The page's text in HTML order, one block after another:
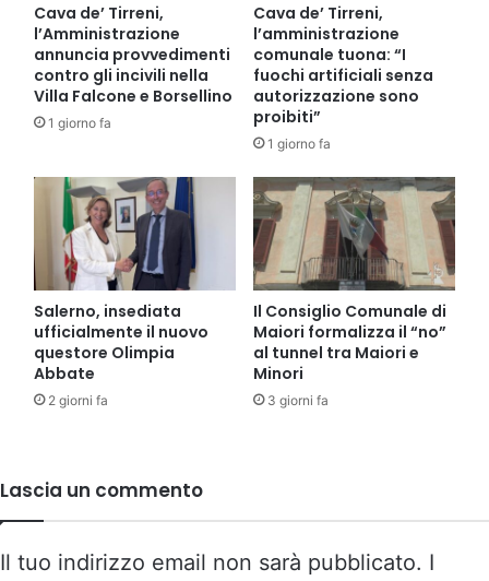
Cava de’ Tirreni,
l’Amministrazione
annuncia provvedimenti
contro gli incivili nella
Villa Falcone e Borsellino
1 giorno fa
Cava de’ Tirreni,
l’amministrazione
comunale tuona: “I
fuochi artificiali senza
autorizzazione sono
proibiti”
1 giorno fa
Salerno, insediata
ufficialmente il nuovo
questore Olimpia
Abbate
2 giorni fa
Il Consiglio Comunale di
Maiori formalizza il “no”
al tunnel tra Maiori e
Minori
3 giorni fa
Lascia un commento
Il tuo indirizzo email non sarà pubblicato. I